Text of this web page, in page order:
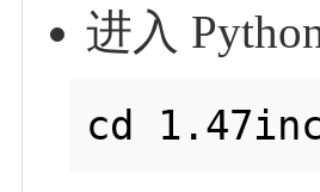
进入